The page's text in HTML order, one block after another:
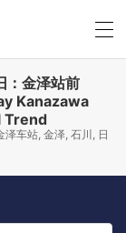
：金泽站前
Kanazawa
Trend
车站, 金泽, 石川, 日